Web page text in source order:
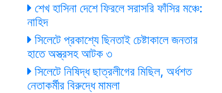
শেখ হাসিনা দেশে ফিরলে সরাসরি ফাঁসির মঞ্চে:
নাহিদ
সিলেটে প্রকাশ্যে ছিনতাই চেষ্টাকালে জনতার
হাতে অস্ত্রসহ আটক ৩
সিলেটে নিষিদ্ধ ছাত্রলীগের মিছিল, অর্ধশত
নেতাকর্মীর বিরুদ্ধে মামলা